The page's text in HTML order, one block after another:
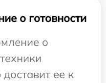
о готовности
о
ее к